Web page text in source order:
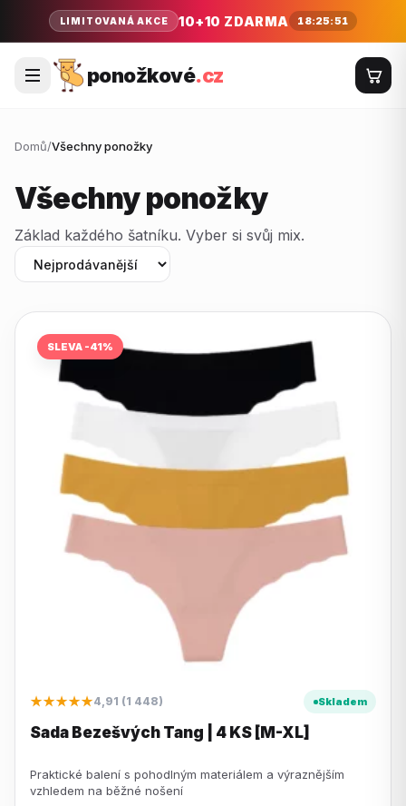
LIMITOVANÁ AKCE 10+10 ZDARMA 18:25:51
ponožkové.cz
Domů/Všechny ponožky
Všechny ponožky
Základ každého šatníku. Vyber si svůj mix.
SLEVA -41%
★★★★★4,91 (1 448) Skladem
Sada Bezešvých Tang | 4 KS [M-XL]
Praktické balení s pohodlným materiálem a výraznějším
vzhledem na běžné nošení